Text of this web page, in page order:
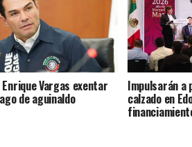
Vargas exentar
de aguinaldo
Impulsarán a
calzado en